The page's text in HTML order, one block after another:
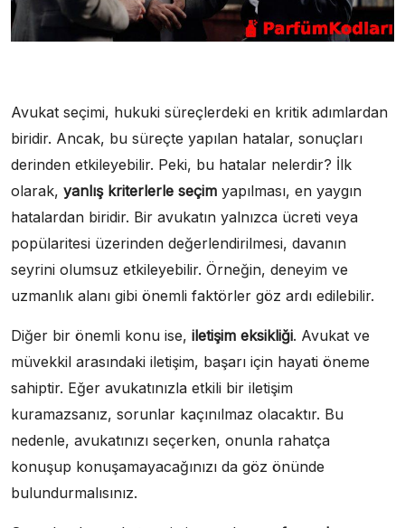
Avukat seçimi, hukuki süreçlerdeki en kritik adımlardan
biridir. Ancak, bu süreçte yapılan hatalar, sonuçları
derinden etkileyebilir. Peki, bu hatalar nelerdir? İlk
olarak, yanlış kriterlerle seçim yapılması, en yaygın
hatalardan biridir. Bir avukatın yalnızca ücreti veya
popülaritesi üzerinden değerlendirilmesi, davanın
seyrini olumsuz etkileyebilir. Örneğin, deneyim ve
uzmanlık alanı gibi önemli faktörler göz ardı edilebilir.
Diğer bir önemli konu ise, iletişim eksikliği. Avukat ve
müvekkil arasındaki iletişim, başarı için hayati öneme
sahiptir. Eğer avukatınızla etkili bir iletişim
kuramazsanız, sorunlar kaçınılmaz olacaktır. Bu
nedenle, avukatınızı seçerken, onunla rahatça
konuşup konuşamayacağınızı da göz önünde
bulundurmalısınız.